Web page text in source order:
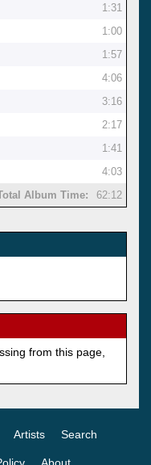
1:31
1:00
1:57
4:06
3:16
2:17
1:41
4:03
Album Time:
62:12
from this page,
Artists Search
About